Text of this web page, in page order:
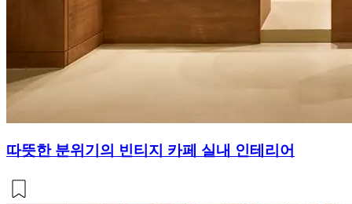
따뜻한 분위기의 빈티지 카페 실내 인테리어